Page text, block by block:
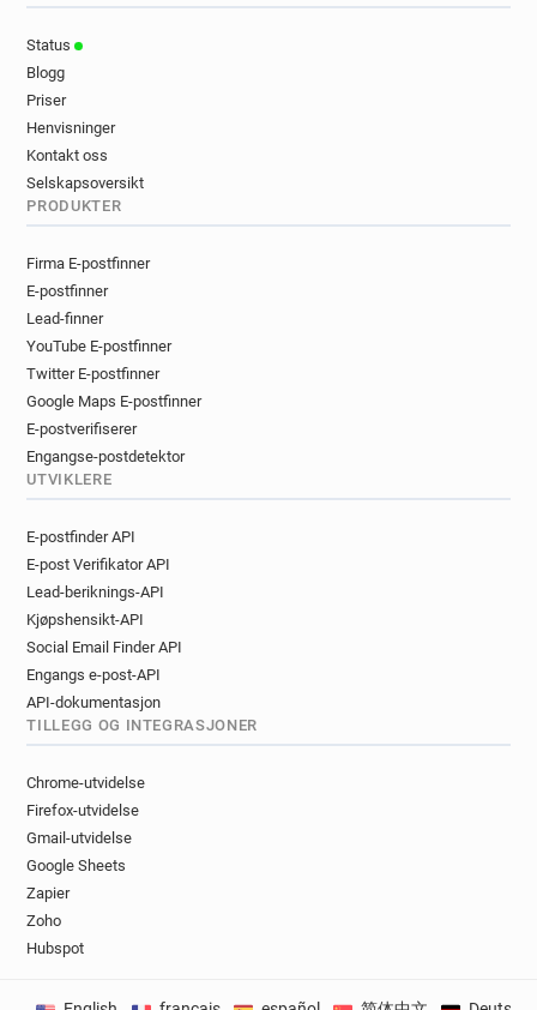
Status
Blogg
Priser
Henvisninger
Kontakt oss
Selskapsoversikt
PRODUKTER
Firma E-postfinner
E-postfinner
Lead-finner
YouTube E-postfinner
Twitter E-postfinner
Google Maps E-postfinner
E-postverifiserer
Engangse-postdetektor
UTVIKLERE
E-postfinder API
E-post Verifikator API
Lead-beriknings-API
Kjøpshensikt-API
Social Email Finder API
Engangs e-post-API
API-dokumentasjon
TILLEGG OG INTEGRASJONER
Chrome-utvidelse
Firefox-utvidelse
Gmail-utvidelse
Google Sheets
Zapier
Zoho
Hubspot